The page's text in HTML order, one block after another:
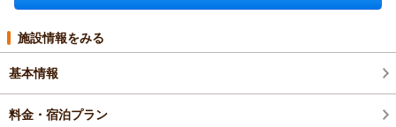
施設情報をみる
基本情報
料金・宿泊プラン